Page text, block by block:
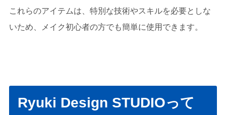
これらのアイテムは、特別な技術やスキルを必要としな
いため、メイク初心者の方でも簡単に使用できます。
Ryuki Design STUDIOって